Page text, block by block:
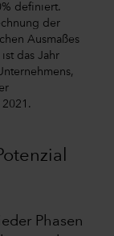
definiert.
der
Ausmaßes
das Jahr
Phasen